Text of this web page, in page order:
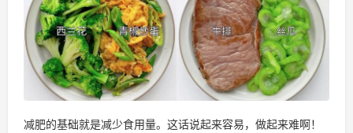
减肥的基础就是减少食用量。这话说起来容易，做起来难啊！